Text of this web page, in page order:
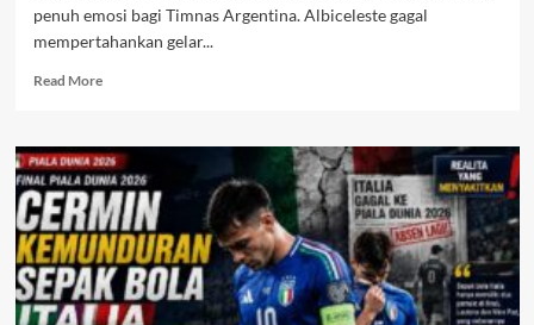
penuh emosi bagi Timnas Argentina. Albiceleste gagal
mempertahankan gelar...
Read MoreRead
Leandro
Paredes
Beri
Isyarat
Lionel
Messi
Sudah
Siapkan